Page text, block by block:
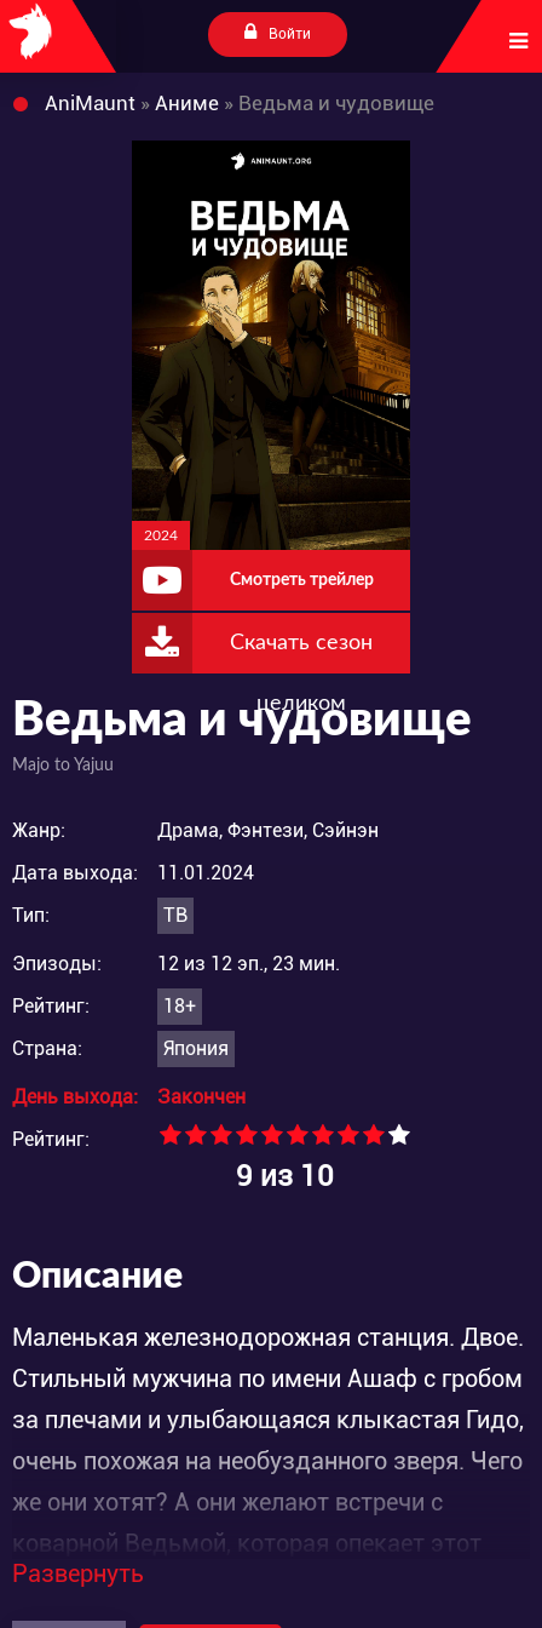
Войти
AniMaunt » Аниме » Ведьма и чудовище
2024
Смотреть трейлер
Скачать сезон
целиком
Ведьма и чудовище
Majo to Yajuu
Жанр:
Драма, Фэнтези, Сэйнэн
Дата выхода:
11.01.2024
Тип:
ТВ
Эпизоды:
12 из 12 эп., 23 мин.
Рейтинг:
18+
Страна:
Япония
День выхода:
Закончен
Рейтинг:
9 из 10
Описание
Маленькая железнодорожная станция. Двое.
Стильный мужчина по имени Ашаф с гробом
за плечами и улыбающаяся клыкастая Гидо,
очень похожая на необузданного зверя. Чего
же они хотят? А они желают встречи с
коварной Ведьмой, которая опекает этот
городок, защищая его жителей от монстров.
Развернуть